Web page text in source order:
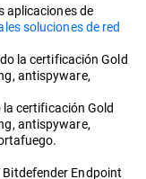
aplicaciones de
soluciones de red
la certificación Gold
antispyware,
certificación Gold
antispyware,
Endpoint